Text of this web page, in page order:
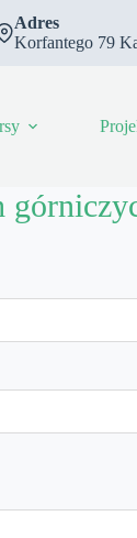
Adres
Korfantego 79